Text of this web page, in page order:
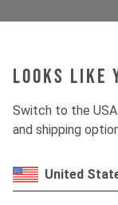
Looks like
Switch to the
and shipping
United
Gabel
Dämpfer
Antrieb